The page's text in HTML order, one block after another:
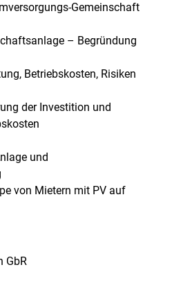
Gemeinschaft
– Begründung
Betriebskosten, Risiken
der Investition und
und
von Mietern mit PV auf
GbR